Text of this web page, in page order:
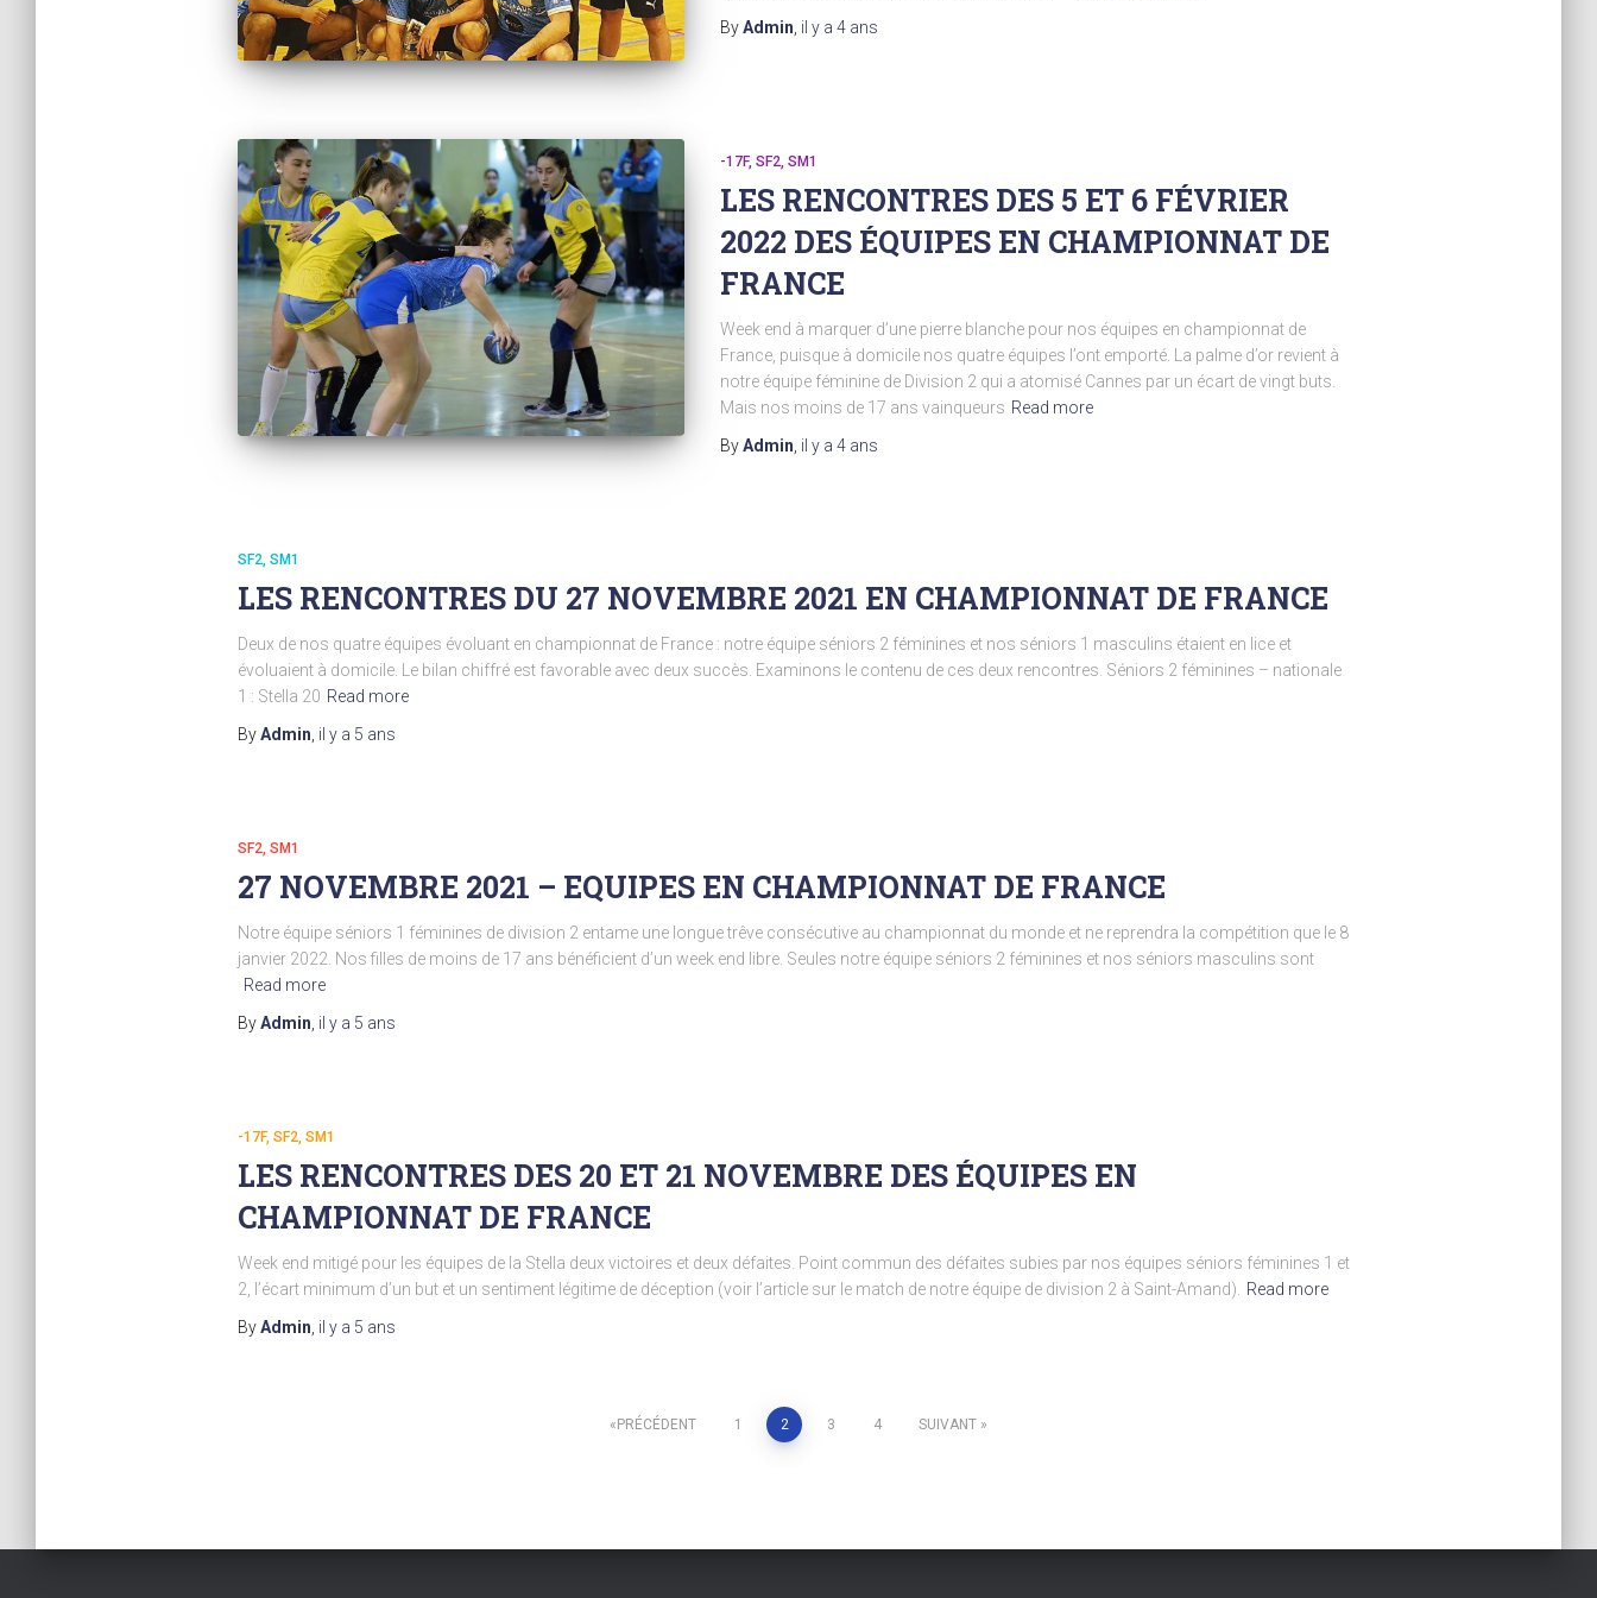
ByAdmin il y a 4 ans
-17F SF2 SM1
LES RENCONTRES DES 5 ET 6 FÉVRIER
2022 DES ÉQUIPES EN CHAMPIONNAT DE
FRANCE
Week end à marquer d’une pierre blanche pour nos équipes en championnat de
France, puisque à domicile nos quatre équipes l’ont emporté. La palme d’or revient à
notre équipe féminine de Division 2 qui a atomisé Cannes par un écart de vingt buts.
Mais nos moins de 17 ans vainqueurs Read more
ByAdmin il y a 4 ans
SF2 SM1
LES RENCONTRES DU 27 NOVEMBRE 2021 EN CHAMPIONNAT DE FRANCE
Deux de nos quatre équipes évoluant en championnat de France : notre équipe séniors 2 féminines et nos séniors 1 masculins étaient en lice et
évoluaient à domicile. Le bilan chiffré est favorable avec deux succès. Examinons le contenu de ces deux rencontres. Séniors 2 féminines – nationale
1 : Stella 20 Read more
ByAdmin il y a 5 ans
SF2 SM1
27 NOVEMBRE 2021 – EQUIPES EN CHAMPIONNAT DE FRANCE
Notre équipe séniors 1 féminines de division 2 entame une longue trêve consécutive au championnat du monde et ne reprendra la compétition que le 8
janvier 2022. Nos filles de moins de 17 ans bénéficient d’un week end libre. Seules notre équipe séniors 2 féminines et nos séniors masculins sont
Read more
ByAdmin il y a 5 ans
-17F SF2 SM1
LES RENCONTRES DES 20 ET 21 NOVEMBRE DES ÉQUIPES EN
CHAMPIONNAT DE FRANCE
Week end mitigé pour les équipes de la Stella deux victoires et deux défaites. Point commun des défaites subies par nos équipes séniors féminines 1 et
2, l’écart minimum d’un but et un sentiment légitime de déception (voir l’article sur le match de notre équipe de division 2 à Saint-Amand).
Read more
ByAdmin il y a 5 ans
PRÉCÉDENT 1 2 3 4 SUIVANT